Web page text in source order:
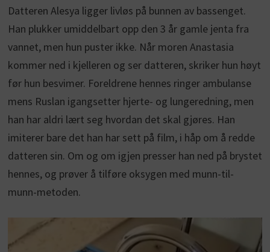
Datteren Alesya ligger livløs på bunnen av bassenget.
Han plukker umiddelbart opp den 3 år gamle jenta fra
vannet, men hun puster ikke. Når moren Anastasia
kommer ned i kjelleren og ser datteren, skriker hun høyt
før hun besvimer. Foreldrene hennes ringer ambulanse
mens Ruslan igangsetter hjerte- og lungeredning, men
han har aldri lært seg hvordan det skal gjøres. Han
imiterer bare det han har sett på film, i håp om å redde
datteren sin. Om og om igjen presser han ned på brystet
hennes, og prøver å tilføre oksygen med munn-til-
munn-metoden.